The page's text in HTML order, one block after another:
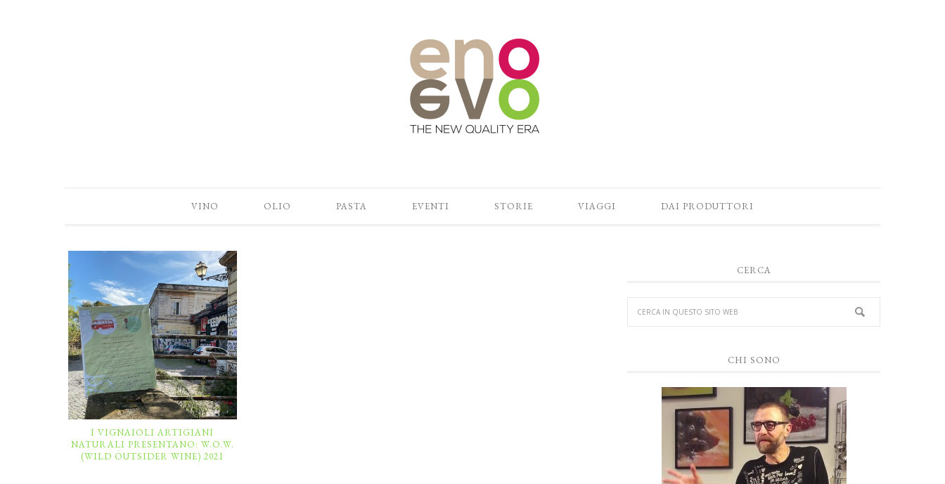
VINO OLIO PASTA EVENTI STORIE VIAGGI DAI PRODUTTORI
I VIGNAIOLI ARTIGIANI
NATURALI PRESENTANO: W.O.W.
(WILD OUTSIDER WINE) 2021
CERCA
CHI SONO